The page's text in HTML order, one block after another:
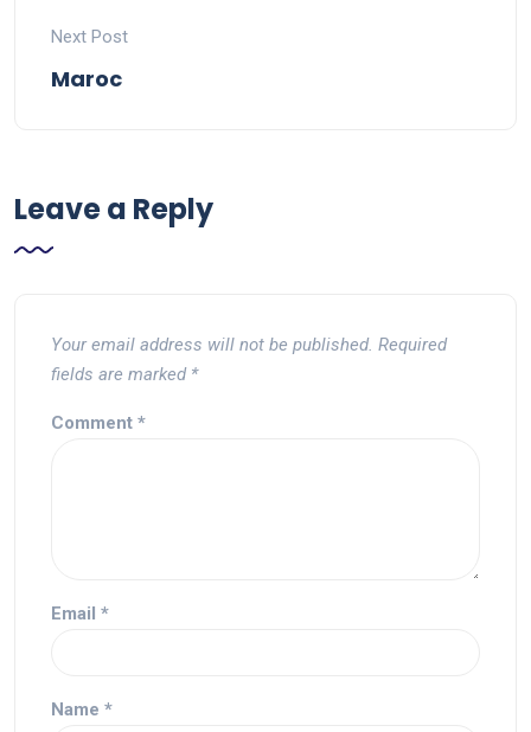
Next Post
Maroc
Leave a Reply
Your email address will not be published. Required
fields are marked *
Comment *
Email *
Name *